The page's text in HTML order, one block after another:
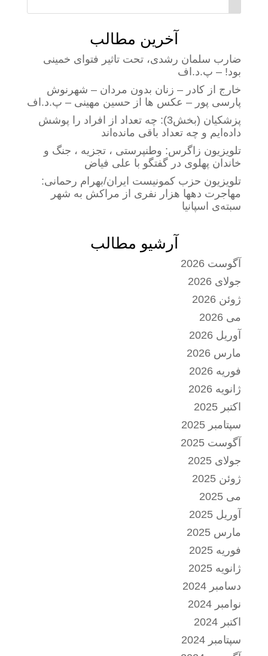
آخرین مطالب
ضارب سلمان رشدی، تحت تاثیر فتوای خمینی
بود! – پ.د.اف
خارج از کادر – زنان بدون مردان – شهرنوش
پارسی پور – عکس ها از حسین مهینی – پ.د.اف
پزشکیان (بخش3): چه تعداد از افراد را پوشش
داده‌ایم و چه تعداد باقی مانده‌اند
تلویزیون زاگرس: وطنپرستی ، تجزیه ، جنگ و
خاندان پهلوی در گفتگو با علی فیاض
تلویزیون حزب کمونیست ایران/بهرام رحمانی:
مهاجرت دهها هزار نفری از مراکش به شهر
سبته‌ی اسپانیا
آرشیو مطالب
آگوست 2026
جولای 2026
ژوئن 2026
می 2026
آوریل 2026
مارس 2026
فوریه 2026
ژانویه 2026
اکتبر 2025
سپتامبر 2025
آگوست 2025
جولای 2025
ژوئن 2025
می 2025
آوریل 2025
مارس 2025
فوریه 2025
ژانویه 2025
دسامبر 2024
نوامبر 2024
اکتبر 2024
سپتامبر 2024